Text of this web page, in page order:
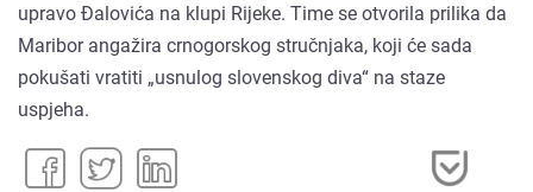
upravo Đalovića na klupi Rijeke. Time se otvorila prilika da
Maribor angažira crnogorskog stručnjaka, koji će sada
pokušati vratiti „usnulog slovenskog diva“ na staze
uspjeha.